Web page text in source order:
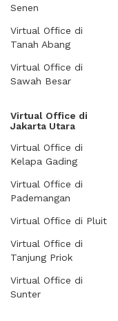
Senen
Virtual Office di
Tanah Abang
Virtual Office di
Sawah Besar
Virtual Office di
Jakarta Utara
Virtual Office di
Kelapa Gading
Virtual Office di
Pademangan
Virtual Office di Pluit
Virtual Office di
Tanjung Priok
Virtual Office di
Sunter